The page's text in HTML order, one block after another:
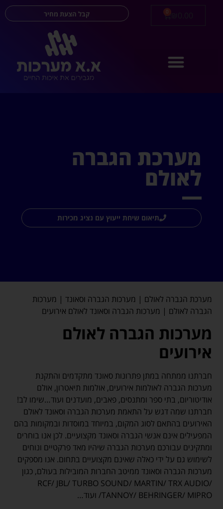
קבל הצעת מחיר 0
מערכת הגברה
לאולם
תיאום שיחת ייעוץ עם נציג מכירות
מערכת הגברה לאולם | מערכות הגברה וסאונד | מערכות
הגברה לאולם | מערכות הגברה וסאונד לאולם אירועים
מערכות הגברה לאולם
אירועים
חברתנו ממתחה במתן פתרונות סאונד מתקדמים והתקנת
מערכות הגברה לאולמות אירועים, אולמות תיאטרון, אולם
אודיטוריום, בתי ספר ומתנסים, פאבים, מועדנים ועוד…שימו לב!
חברתנו שמה דגש על התאמת מערכות הגברה וסאונד לאולם
האירועים בהתאם לסוג המקום, במיוחד במוסדות ובמקומות בהם
המפעילים אינם אנשי הגברה וסאונד מקצועיים. לכן אנו בוחרים
ומתקינים עבורכם מערכות הגברה שיהיו מאד פרקטיים ונוחים
לשימוש גם על ידי כאלה שאינם מקצועיים בתחום. אנו מספקים
מערכות הגברה וסאונד ממיטב החברות המובילות בעולם, כגון
RCF/ JBL/ TURBO SOUND/ MARTIN/ TRX AUDIO/
TANNOY/ BEHRINGER/ MIPRO/ ועוד…